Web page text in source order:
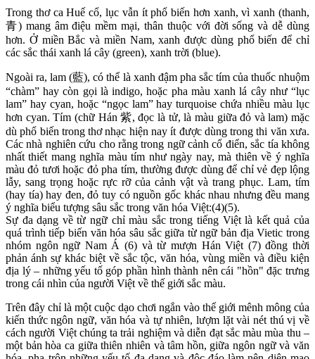
Trong thơ ca Huế cổ, lục vẫn ít phổ biến hơn xanh, vì xanh (thanh,
青) mang âm điệu mềm mại, thân thuộc với đời sống và dễ dùng
hơn. Ở miền Bắc và miền Nam, xanh được dùng phổ biến để chỉ
các sắc thái xanh lá cây (green), xanh trời (blue).
Ngoài ra, lam (藍), có thể là xanh đậm pha sắc tím của thuốc nhuộm
“chàm” hay còn gọi là indigo, hoặc pha màu xanh lá cây như “lục
lam” hay cyan, hoặc “ngọc lam” hay turquoise chứa nhiều màu lục
hơn cyan. Tím (chữ Hán 紫, đọc là tử, là màu giữa đỏ và lam) mặc
dù phổ biến trong thơ nhạc hiện nay ít được dùng trong thi văn xưa.
Các nhà nghiên cứu cho rằng trong ngữ cảnh cổ điển, sắc tía không
nhất thiết mang nghĩa màu tím như ngày nay, mà thiên về ý nghĩa
màu đỏ tươi hoặc đỏ pha tím, thường được dùng để chỉ vẻ đẹp lộng
lẫy, sang trọng hoặc rực rỡ của cảnh vật và trang phục. Lam, tím
(hay tía) hay đen, đỏ tuy có nguồn gốc khác nhau nhưng đều mang
ý nghĩa biểu tượng sâu sắc trong văn hóa Việt:(4)(5).
Sự đa dạng về từ ngữ chỉ màu sắc trong tiếng Việt là kết quả của
quá trình tiếp biến văn hóa sâu sắc giữa từ ngữ bản địa Vietic trong
nhóm ngôn ngữ Nam Á (6) và từ mượn Hán Việt (7) đồng thời
phản ánh sự khác biệt về sắc tộc, văn hóa, vùng miền và điều kiện
địa lý – những yếu tố góp phần hình thành nên cái "hồn" đặc trưng
trong cái nhìn của người Việt về thế giới sắc màu.
Trên đây chỉ là một cuộc dạo chơi ngắn vào thế giới mênh mông của
kiến thức ngôn ngữ, văn hóa và tự nhiên, lượm lặt vài nét thú vị về
cách người Việt chúng ta trải nghiệm và diễn đạt sắc màu mùa thu –
một bản hòa ca giữa thiên nhiên và tâm hồn, giữa ngôn ngữ và văn